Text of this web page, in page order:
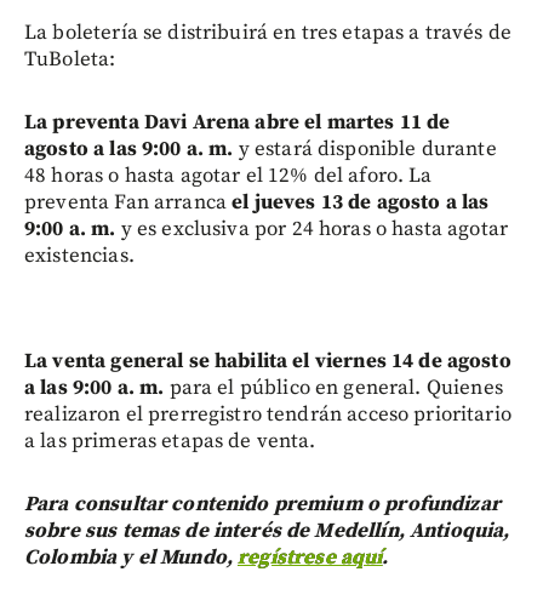
La boletería se distribuirá en tres etapas a través de
TuBoleta:
La preventa Davi Arena abre el martes 11 de
agosto a las 9:00 a. m. y estará disponible durante
48 horas o hasta agotar el 12% del aforo. La
preventa Fan arrancael jueves 13 de agosto a las
9:00 a. m. y es exclusiva por 24 horas o hasta agotar
existencias.
La venta general se habilita el viernes 14 de agosto
a las 9:00 a. m. para el público en general. Quienes
realizaron el prerregistro tendrán acceso prioritario
a las primeras etapas de venta.
Para consultar contenido premium o profundizar
sobre sus temas de interés de Medellín, Antioquia,
Colombia y el Mundo,regístrese aquí.